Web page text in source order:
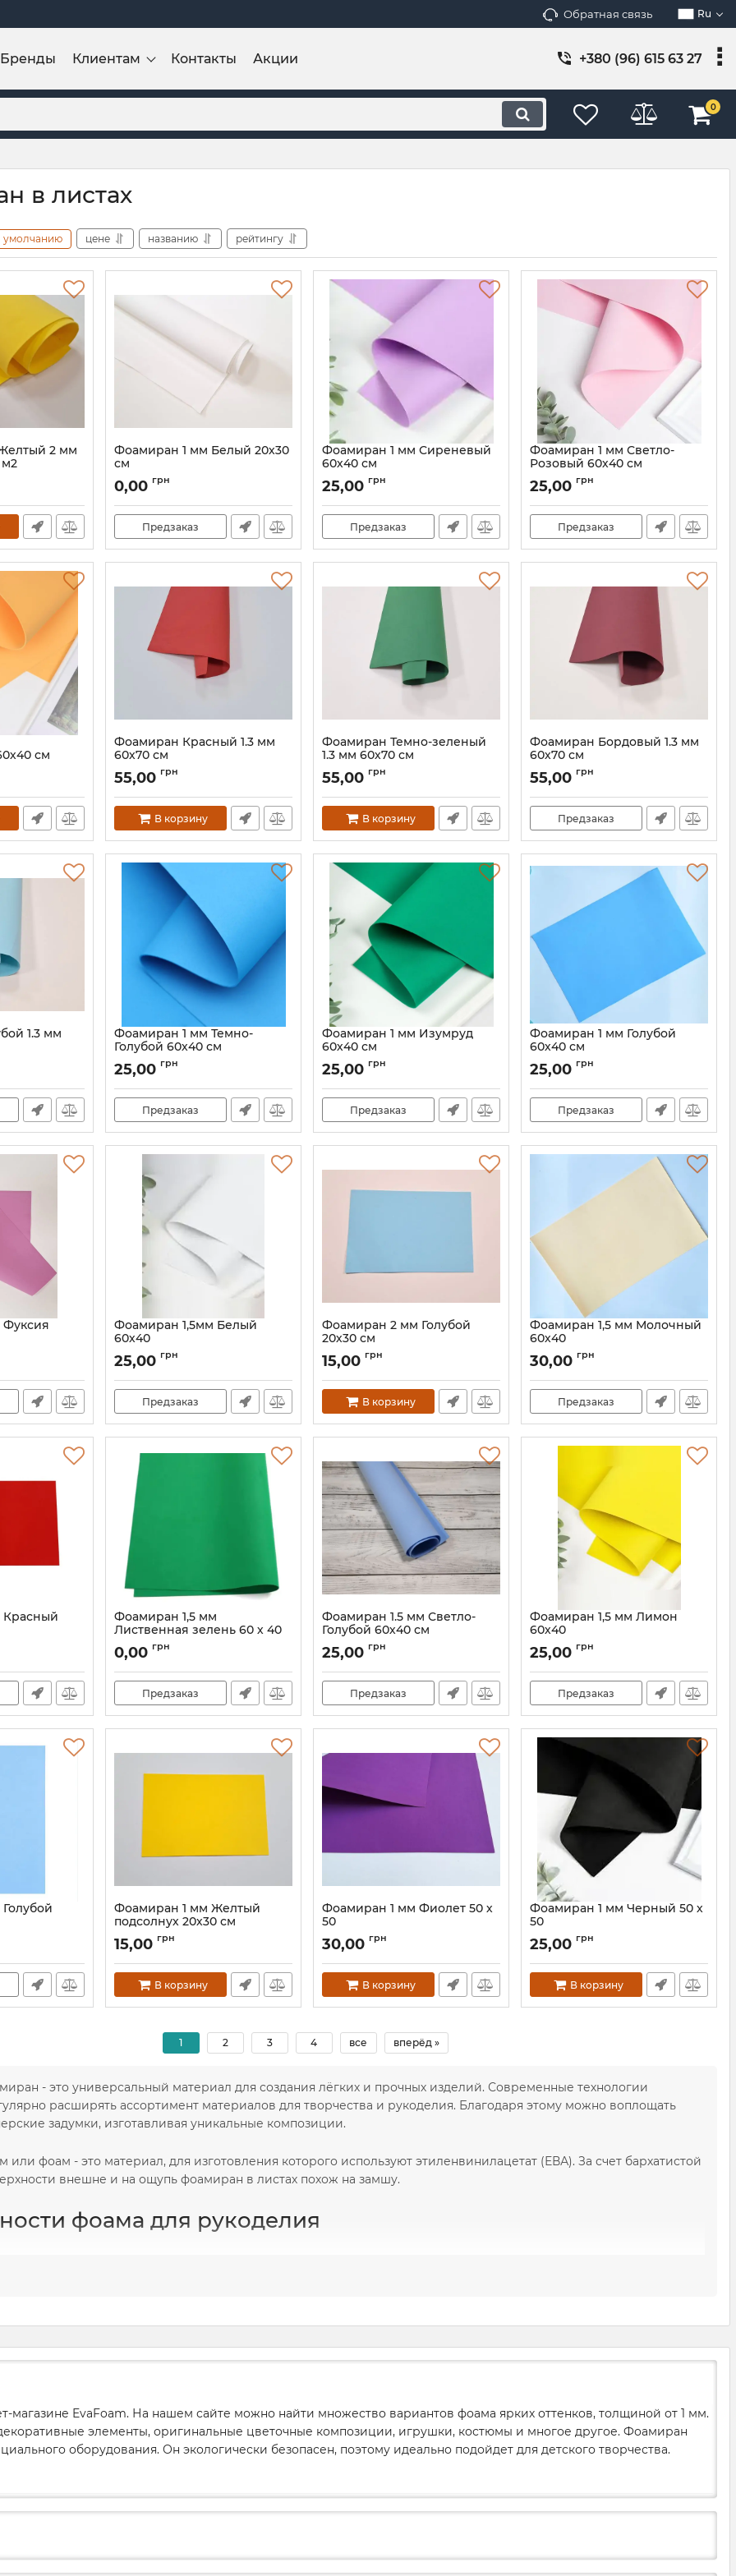
Обратная связь Ru
Бренды Клиентам Контакты Акции +380 (96) 615 63 27
0
в листах
умолчанию цене названию рейтингу
2 мм
м2
Фоамиран 1 мм Белый 20х30
см
Артикул: 60002
0,00 грн
Предзаказ
Фоамиран 1 мм Сиреневый
60х40 см
25,00 грн
Предзаказ
Фоамиран 1 мм Светло-
Розовый 60х40 см
25,00 грн
Предзаказ
см
Фоамиран Красный 1.3 мм
60х70 см
55,00 грн
В корзину
Фоамиран Темно-зеленый
1.3 мм 60х70 см
55,00 грн
В корзину
Фоамиран Бордовый 1.3 мм
60х70 см
55,00 грн
Предзаказ
1.3 мм
Фоамиран 1 мм Темно-
Голубой 60х40 см
Артикул: 60003
25,00 грн
Предзаказ
Фоамиран 1 мм Изумруд
60х40 см
25,00 грн
Предзаказ
Фоамиран 1 мм Голубой
60х40 см
Артикул: 60004
25,00 грн
Предзаказ
Фоамиран 1,5мм Белый
60х40
Артикул: 60005
25,00 грн
Предзаказ
Фоамиран 2 мм Голубой
20х30 см
Артикул: 60006
15,00 грн
В корзину
Фоамиран 1,5 мм Молочный
60х40
Артикул: 60007
30,00 грн
Предзаказ
Фоамиран 1,5 мм
Лиственная зелень 60 х 40
Артикул: 60009
0,00 грн
Предзаказ
Фоамиран 1.5 мм Светло-
Голубой 60х40 см
Артикул: 60010
25,00 грн
Предзаказ
Фоамиран 1,5 мм Лимон
60х40
Артикул: 60011
25,00 грн
Предзаказ
Фоамиран 1 мм Желтый
подсолнух 20х30 см
Артикул: 60038
15,00 грн
В корзину
Фоамиран 1 мм Фиолет 50 х
50
Артикул: 60039
30,00 грн
В корзину
Фоамиран 1 мм Черный 50 х
50
Артикул: 60040
25,00 грн
В корзину
1 2 3 4 все вперёд »
- это универсальный материал для создания лёгких и прочных изделий. Современные технологии
расширять ассортимент материалов для творчества и рукоделия. Благодаря этому можно воплощать
задумки, изготавливая уникальные композиции.
фоам - это материал, для изготовления которого используют этиленвинилацетат (ЕВА). За счет бархатистой
внешне и на ощупь фоамиран в листах похож на замшу.
фоама для рукоделия
листового фоамирана составляет порядка 1 мм, но при этом материал отличается высокой прочностью и
что делает его популярным и для производств, и в мире рукоделия и дизайна.
фоамиран можно в специализированном магазине EvaFoam. ВУ нас можно найти большой выбор цветного
толщины.
листового фоамирана по-настоящему много:
обработки.
фен, конфорку или обычную зажигалку. Для соединения элементов подойдет супер-клей или тот
EvaFoam. На нашем сайте можно найти множество вариантов фоама ярких оттенков, толщиной от 1 мм.
элементы, оригинальные цветочные композиции, игрушки, костюмы и многое другое. Фоамиран
оборудования. Он экологически безопасен, поэтому идеально подойдет для детского творчества.